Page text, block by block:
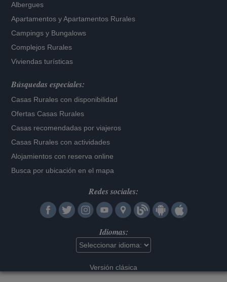
Albergues
Apartamentos yApartamentos Rurales
Campings y Bungalows
Complejos Rurales
Viviendas turísticas
Búsquedas especiales:
Casas Rurales con disponibilidad
Ofertas Casas Rurales
Casas recomendadas por viajeros
Casas Rurales con actividades
Alojamientos con reserva online
Busca por ubicación en el mapa
Redes sociales:
Idiomas:
Versión clásica